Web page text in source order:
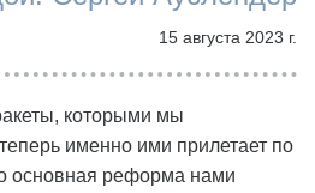
15 августа 2023 г.
которыми мы
именно ими прилетает по
основная реформа нами